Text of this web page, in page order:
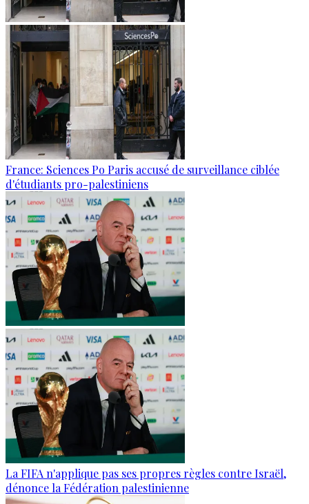
France: Sciences Po Paris accusé de surveillance ciblée
d'étudiants pro-palestiniens
La FIFA n'applique pas ses propres règles contre Israël,
dénonce la Fédération palestinienne